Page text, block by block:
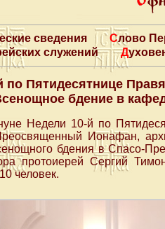
сведения
Слово
служений
по Пятидесятнице
бдение в
Недели 10-й по
Ионафан,
бдения в Спасо-
протоиерей Сергий
человек.